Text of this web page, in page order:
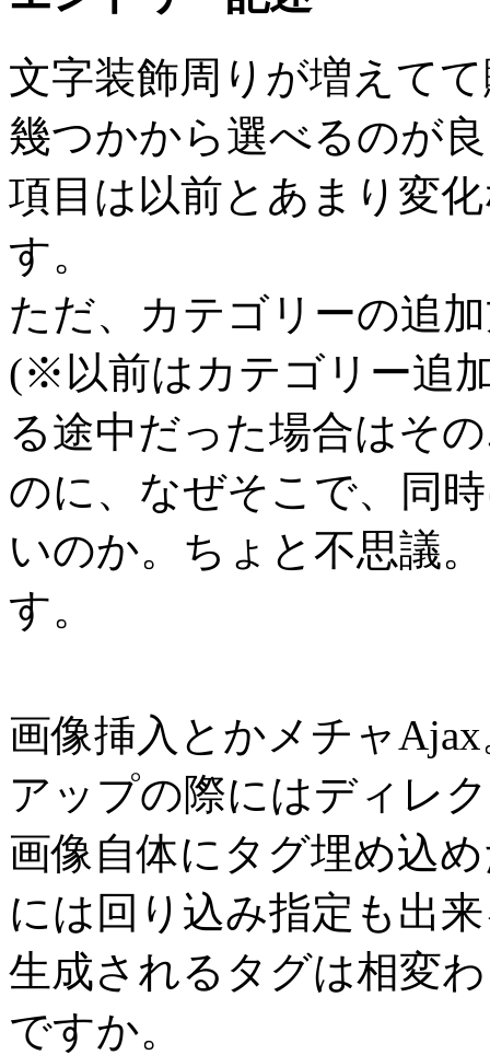
文字装飾周りが増えて
幾つかから選べるのが
項目は以前とあまり変
す。
ただ、カテゴリーの追
(※以前はカテゴリー追
る途中だった場合はそ
のに、なぜそこで、同
いのか。ちょと不思議
す。
画像挿入とかメチャ
アップの際にはディレ
画像自体にタグ埋め込
には回り込み指定も出
生成されるタグは相変
ですか。